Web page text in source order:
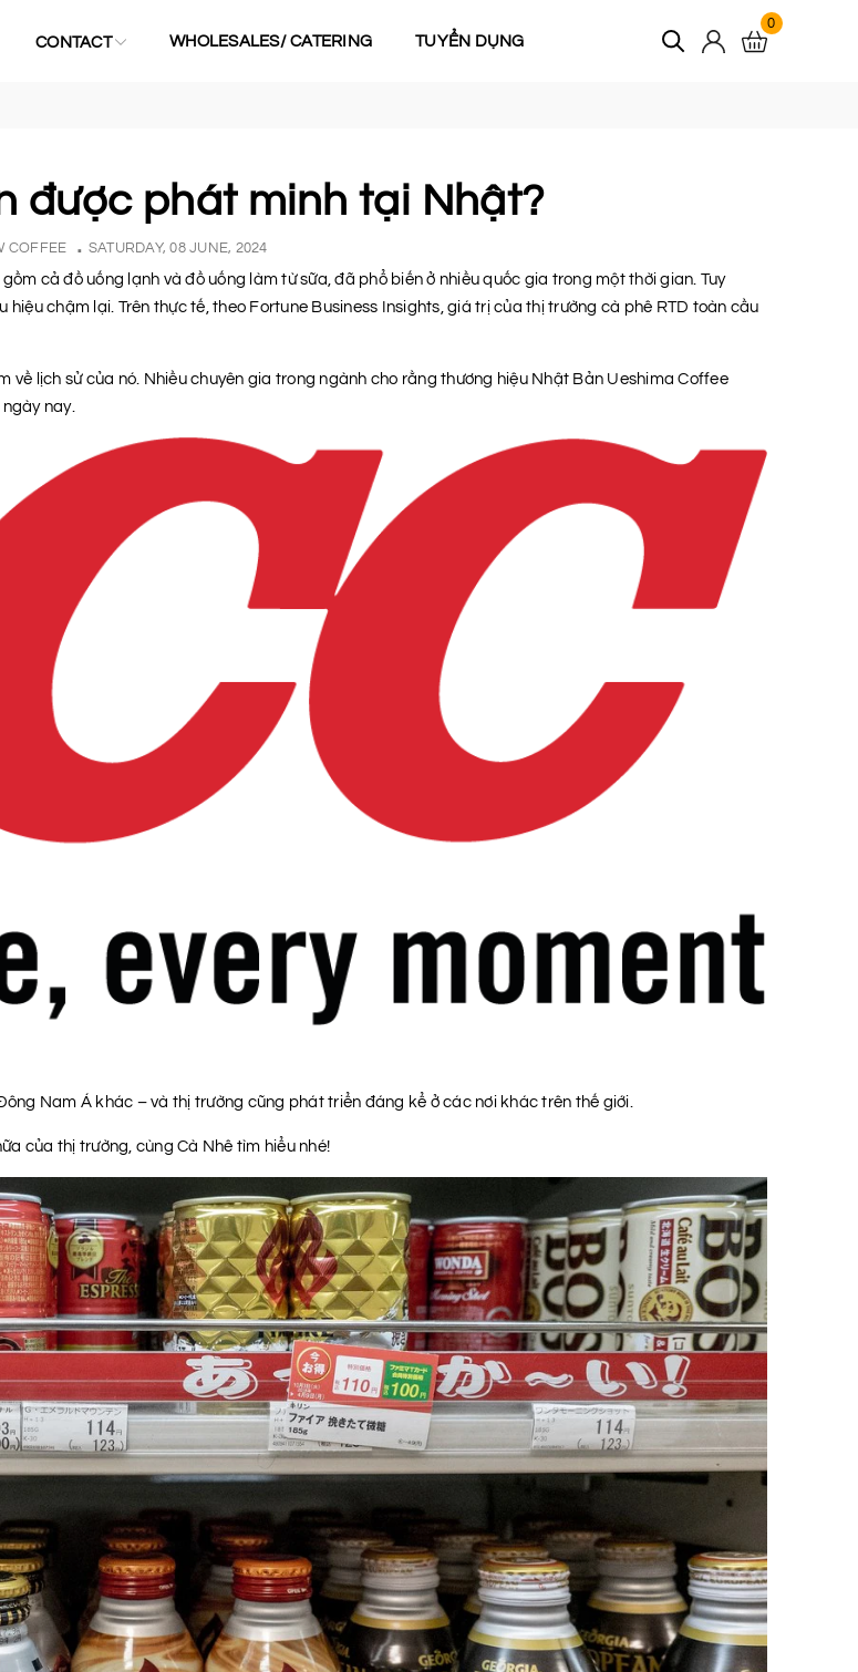
CONTACT WHOLESALES/ CATERING TUYỂN DỤNG
0
được phát minh tại Nhật?
COFFEE SATURDAY, 08 JUNE, 2024
cả đồ uống lạnh và đồ uống làm từ sữa, đã phổ biến ở nhiều quốc gia trong một thời gian. Tuy
chậm lại. Trên thực tế, theo Fortune Business Insights, giá trị của thị trường cà phê RTD toàn cầu
lịch sử của nó. Nhiều chuyên gia trong ngành cho rằng thương hiệu Nhật Bản Ueshima Coffee
nay.
Nam Á khác – và thị trường cũng phát triển đáng kể ở các nơi khác trên thế giới.
của thị trường, cùng Cà Nhê tìm hiểu nhé!